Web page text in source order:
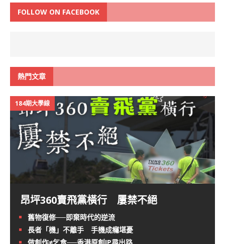
FOLLOW ON FACEBOOK
熱門文章
184期大學線
昂坪360賣飛黨橫行 屢禁不絕
舊物復修──即棄時代的逆流
長者「機」不離手 手機成癮堪憂